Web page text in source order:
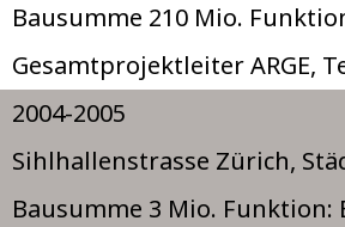
Bausumme 210 Mio.
Gesamtprojektleiter ARGE,
2004-2005
Sihlhallenstrasse Zürich,
Bausumme 3 Mio. Funktion: